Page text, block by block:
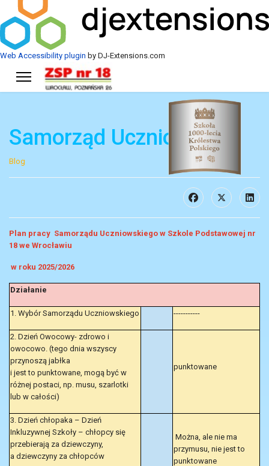
Web Accessibility plugin by DJ-Extensions.com
Samorząd Uczniowski
Blog
Plan pracy Samorządu Uczniowskiego w Szkole Podstawowej nr
18 we Wrocławiu
w roku 2025/2026
Działanie
1. Wybór Samorządu Uczniowskiego -----------
2. Dzień Owocowy- zdrowo i
owocowo. (tego dnia wszyscy
przynoszą jabłka
i jest to punktowane, mogą być w
różnej postaci, np. musu, szarlotki
lub w całości)
punktowane
3. Dzień chłopaka – Dzień
Inkluzywnej Szkoły – chłopcy się
przebierają za dziewczyny,
a dziewczyny za chłopców
Można, ale nie ma
przymusu, nie jest to
punktowane